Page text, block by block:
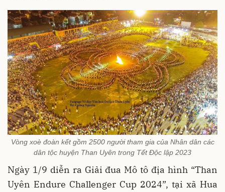
Vòng xoè đoàn kết gồm 2500 người tham gia của Nhân dân các
dân tộc huyện Than Uyên trong Tết Độc lập 2023
Ngày 1/9 diễn ra Giải đua Mô tô địa hình “Than
Uyên Endure Challenger Cup 2024”, tại xã Hua